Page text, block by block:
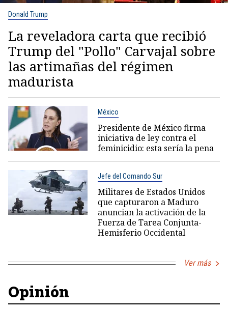
Donald Trump
La reveladora carta que recibió
Trump del "Pollo" Carvajal sobre
las artimañas del régimen
madurista
México
Presidente de México firma
iniciativa de ley contra el
feminicidio: esta sería la pena
Jefe del Comando Sur
Militares de Estados Unidos
que capturaron a Maduro
anuncian la activación de la
Fuerza de Tarea Conjunta-
Hemisferio Occidental
Ver más
Opinión